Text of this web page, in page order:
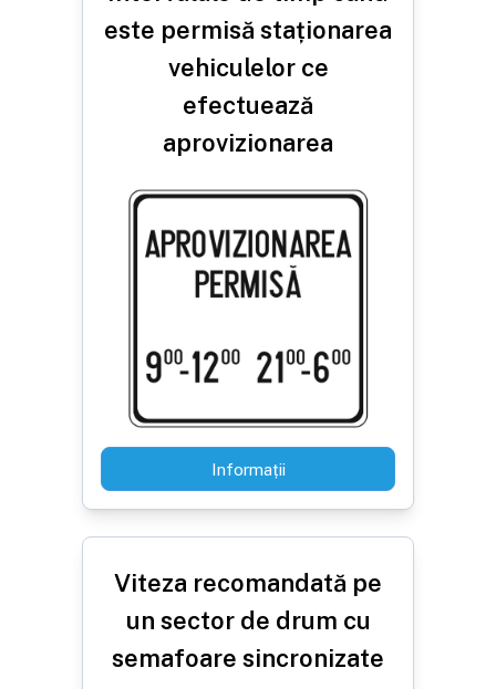
este permisă staționarea
vehiculelor ce
efectuează
aprovizionarea
Informații
Viteza recomandată pe
un sector de drum cu
semafoare sincronizate